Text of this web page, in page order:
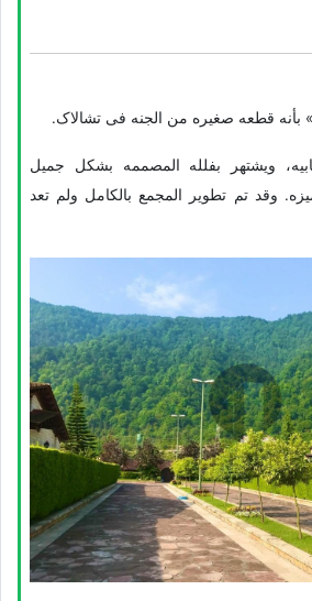
بأنه قطعه صغیره من الجنه فی تشالاک.
ویشتهر بفلله المصممه بشکل جمیل
وقد تم تطویر المجمع بالکامل ولم تعد